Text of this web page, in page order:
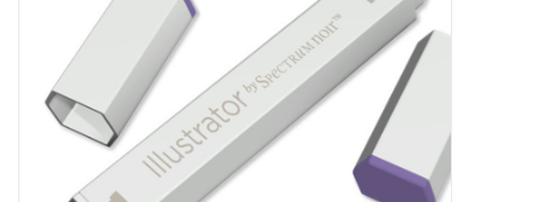
SPECIALS
OUTILS